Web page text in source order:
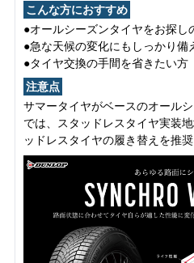
こんな方におすすめ
●オールシーズンタイヤをお探し
●急な天候の変化にもしっかり備
●タイヤ交換の手間を省きたい方
注意点
サマータイヤがベースのオール
では、スタッドレスタイヤ実装
ッドレスタイヤの履き替えを推奨